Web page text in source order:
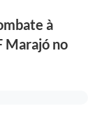
à
Marajó no